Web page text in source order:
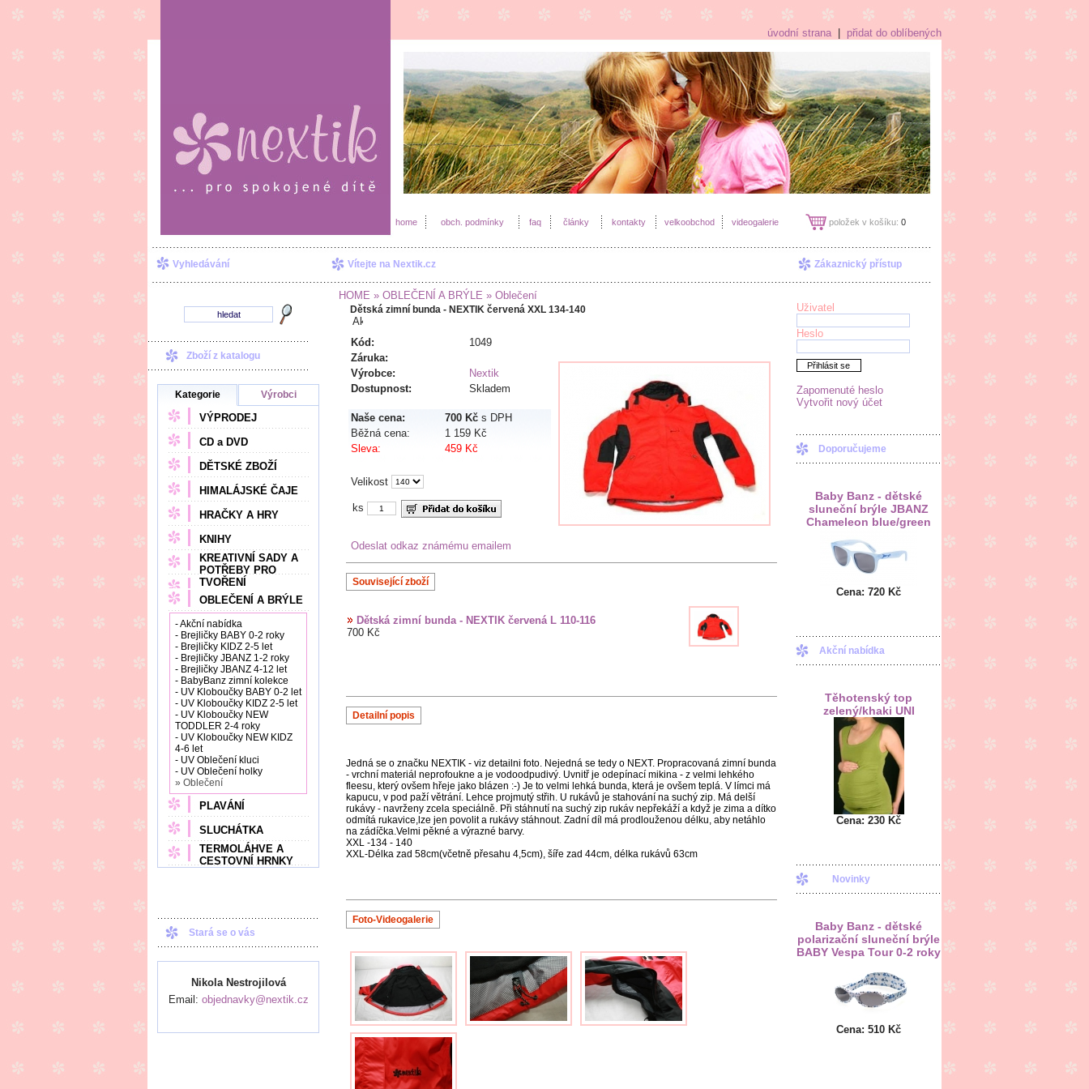
úvodní strana přidat do oblíbených
home obch. podmínky faq články kontakty velkoobchod videogalerie položek v košíku: 0
Vyhledávání Vítejte na Nextik.cz Zákaznický přístup
Zboží z katalogu
Kategorie Výrobci
VÝPRODEJ
CD a DVD
DĚTSKÉ ZBOŽÍ
HIMALÁJSKÉ ČAJE
HRAČKY A HRY
KNIHY
KREATIVNÍ SADY A
POTŘEBY PRO
TVOŘENÍ
OBLEČENÍ A BRÝLE
- Akční nabídka
- Brejličky BABY 0-2 roky
- Brejličky KIDZ 2-5 let
- Brejličky JBANZ 1-2 roky
- Brejličky JBANZ 4-12 let
- BabyBanz zimní kolekce
- UV Kloboučky BABY 0-2 let
- UV Kloboučky KIDZ 2-5 let
- UV Kloboučky NEW
TODDLER 2-4 roky
- UV Kloboučky NEW KIDZ
4-6 let
- UV Oblečení kluci
- UV Oblečení holky
» Oblečení
PLAVÁNÍ
SLUCHÁTKA
TERMOLÁHVE A
CESTOVNÍ HRNKY
Stará se o vás
Nikola Nestrojilová
Email: objednavky@nextik.cz
HOME » OBLEČENÍ A BRÝLE » Oblečení
Dětská zimní bunda - NEXTIK červená XXL 134-140
Kód:
1049
Záruka:
Výrobce:
Nextik
Dostupnost:
Skladem
Naše cena: 700 Kč s DPH
Běžná cena:
1 159 Kč
Sleva:
459 Kč
Velikost
ks
Odeslat odkaz známému emailem
Související zboží
Dětská zimní bunda - NEXTIK červená L 110-116
700 Kč
Detailní popis
Jedná se o značku NEXTIK - viz detailni foto. Nejedná se tedy o NEXT. Propracovaná zimní bunda
- vrchní materiál neprofoukne a je vodoodpudivý. Uvnitř je odepínací mikina - z velmi lehkého
fleesu, který ovšem hřeje jako blázen :-) Je to velmi lehká bunda, která je ovšem teplá. V límci má
kapucu, v pod paží větrání. Lehce projmutý střih. U rukávů je stahování na suchý zip. Má delší
rukávy - navrženy zcela speciálně. Při stáhnutí na suchý zip rukáv nepřekáží a když je zima a dítko
odmítá rukavice,lze jen povolit a rukávy stáhnout. Zadní díl má prodlouženou délku, aby netáhlo
na zádíčka.Velmi pěkné a výrazné barvy.
XXL -134 - 140
XXL-Délka zad 58cm(včetně přesahu 4,5cm), šíře zad 44cm, délka rukávů 63cm
Foto-Videogalerie
Uživatel
Heslo
Přihlásit se
Zapomenuté heslo
Vytvořit nový účet
Doporučujeme
Baby Banz - dětské
sluneční brýle JBANZ
Chameleon blue/green
Cena: 720 Kč
Akční nabídka
Těhotenský top
zelený/khaki UNI
Cena: 230 Kč
Novinky
Baby Banz - dětské
polarizační sluneční brýle
BABY Vespa Tour 0-2 roky
Cena: 510 Kč